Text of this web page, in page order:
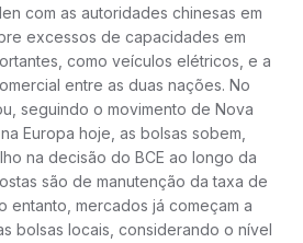
com as autoridades chinesas em
excessos de capacidades em
como veículos elétricos, e a
entre as duas nações. No
seguindo o movimento de Nova
Europa hoje, as bolsas sobem,
na decisão do BCE ao longo da
são de manutenção da taxa de
entanto, mercados já começam a
bolsas locais, considerando o nível